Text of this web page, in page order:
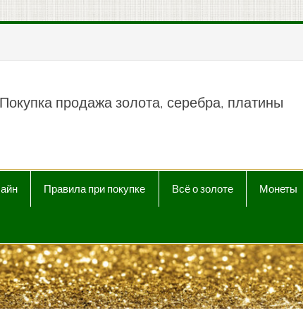
продать Au, Ag, Pt
Покупка продажа золота, серебра, платины
Правила при покупке Всё о золоте Монеты